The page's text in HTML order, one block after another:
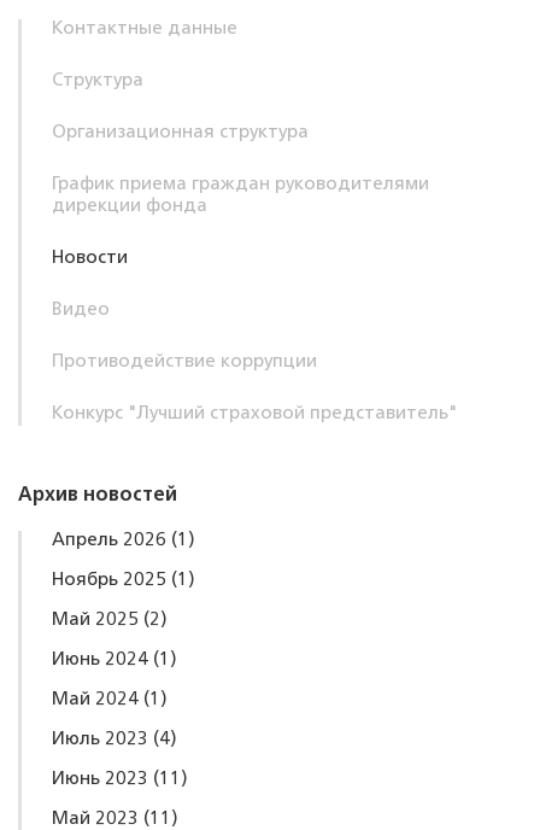
Контактные данные
Структура
Организационная структура
График приема граждан руководителями
дирекции фонда
Новости
Видео
Противодействие коррупции
Конкурс "Лучший страховой представитель"
Архив новостей
Апрель 2026 (1)
Ноябрь 2025 (1)
Май 2025 (2)
Июнь 2024 (1)
Май 2024 (1)
Июль 2023 (4)
Июнь 2023 (11)
Май 2023 (11)